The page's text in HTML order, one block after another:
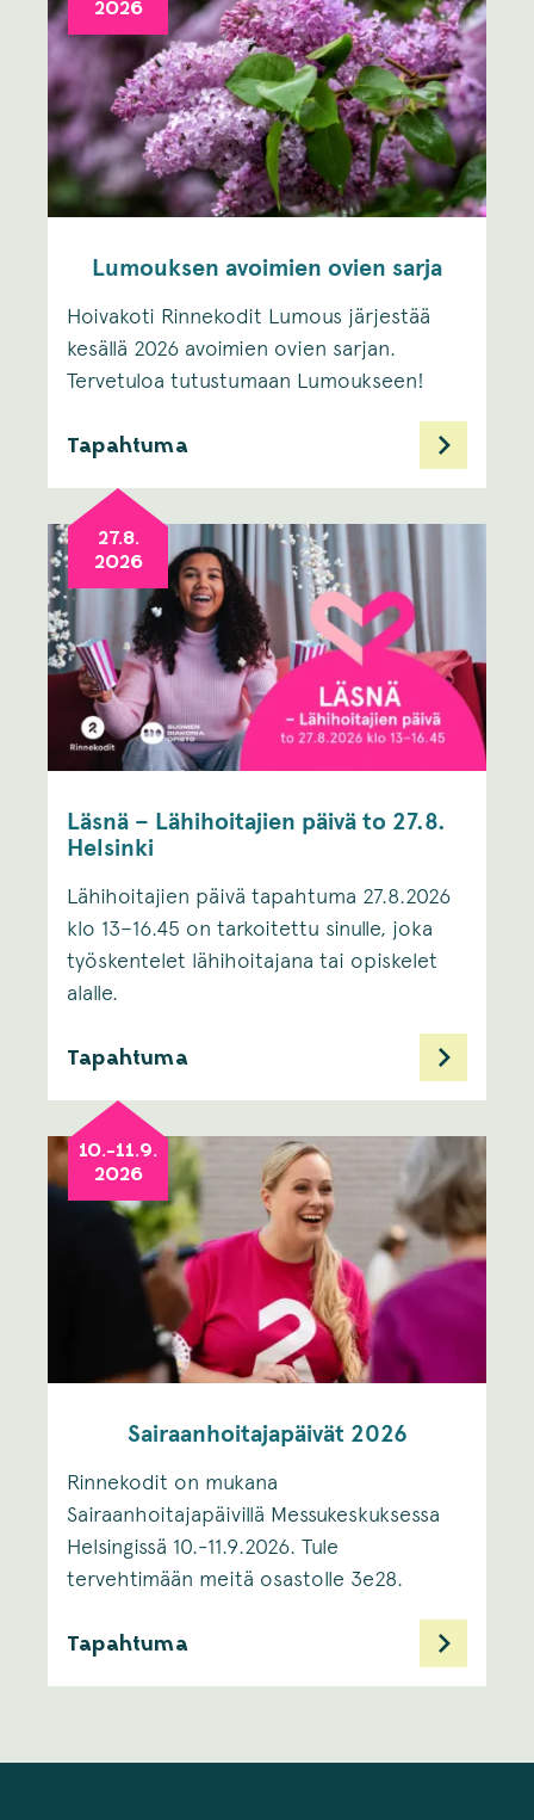
2026
Lumouksen avoimien ovien sarja
Hoivakoti Rinnekodit Lumous järjestää
kesällä 2026 avoimien ovien sarjan.
Tervetuloa tutustumaan Lumoukseen!
Tapahtuma
27.8.
2026
Läsnä – Lähihoitajien päivä to 27.8.
Helsinki
Lähihoitajien päivä tapahtuma 27.8.2026
klo 13–16.45 on tarkoitettu sinulle, joka
työskentelet lähihoitajana tai opiskelet
alalle. ​
Tapahtuma
10.-11.9.
2026
Sairaanhoitajapäivät 2026
Rinnekodit on mukana
Sairaanhoitajapäivillä Messukeskuksessa
Helsingissä 10.-11.9.2026. Tule
tervehtimään meitä osastolle 3e28.
Tapahtuma